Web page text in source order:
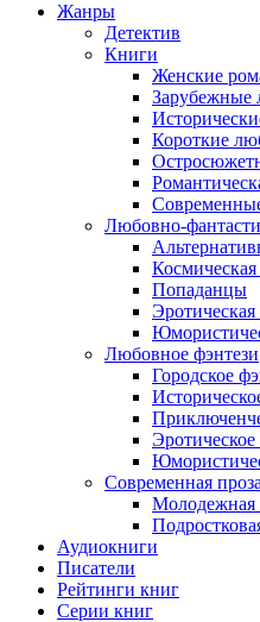
Жанры
Детектив
Книги
Женские
Зарубежные
Короткие
Любовно-
Космическая
Попаданцы
Эротическая
Любовное фэнтези
Городское
Эротическое
Современная проза
Молодежная
Аудиокниги
Писатели
Рейтинги книг
Серии книг